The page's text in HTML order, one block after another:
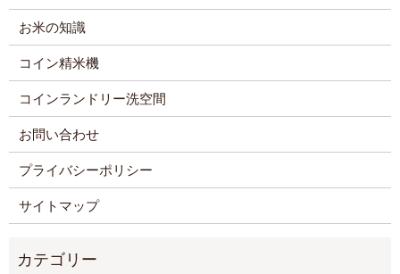
お米の知識
コイン精米機
コインランドリー洗空間
お問い合わせ
プライバシーポリシー
サイトマップ